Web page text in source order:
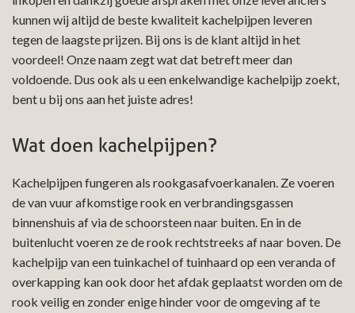
kunnen wij altijd de beste kwaliteit kachelpijpen leveren
tegen de laagste prijzen. Bij ons is de klant altijd in het
voordeel! Onze naam zegt wat dat betreft meer dan
voldoende. Dus ook als u een enkelwandige kachelpijp zoekt,
bent u bij ons aan het juiste adres!
Wat doen kachelpijpen?
Kachelpijpen fungeren als rookgasafvoerkanalen. Ze voeren
de van vuur afkomstige rook en verbrandingsgassen
binnenshuis af via de schoorsteen naar buiten. En in de
buitenlucht voeren ze de rook rechtstreeks af naar boven. De
kachelpijp van een tuinkachel of tuinhaard op een veranda of
overkapping kan ook door het afdak geplaatst worden om de
rook veilig en zonder enige hinder voor de omgeving af te